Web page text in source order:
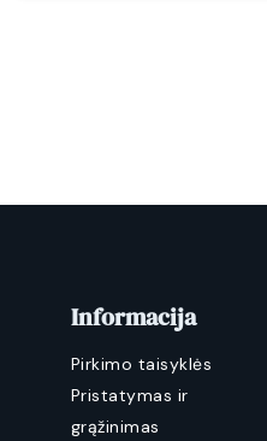
Informacija
Pirkimo taisyklės
Pristatymas ir
grąžinimas